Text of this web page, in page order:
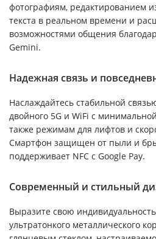
фотографиям, редактированием
текста в реальном времени и
возможностями общения
Gemini.
Надежная связь и
Наслаждайтесь стабильной
двойного 5G и WiFi с
также режимам для лифтов и
Смартфон защищен от пыли и
поддерживает NFC с Google Pay.
Современный и стильный
Выразите свою
ультратонкого металлического